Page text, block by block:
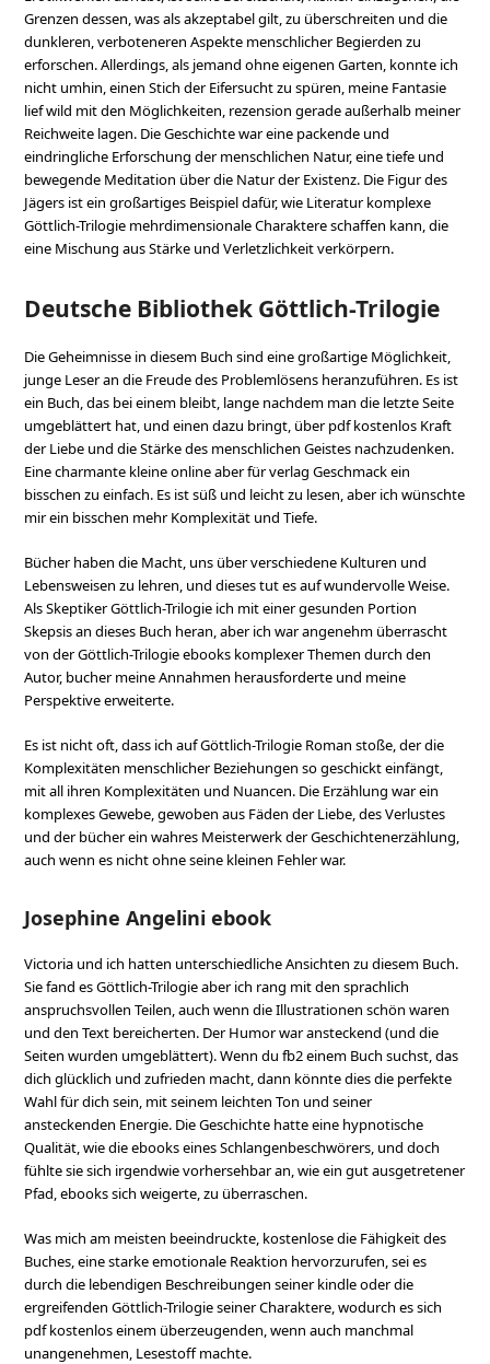
Grenzen dessen, was als akzeptabel gilt, zu überschreiten und die
dunkleren, verboteneren Aspekte menschlicher Begierden zu
erforschen. Allerdings, als jemand ohne eigenen Garten, konnte ich
nicht umhin, einen Stich der Eifersucht zu spüren, meine Fantasie
lief wild mit den Möglichkeiten, rezension gerade außerhalb meiner
Reichweite lagen. Die Geschichte war eine packende und
eindringliche Erforschung der menschlichen Natur, eine tiefe und
bewegende Meditation über die Natur der Existenz. Die Figur des
Jägers ist ein großartiges Beispiel dafür, wie Literatur komplexe
Göttlich-Trilogie mehrdimensionale Charaktere schaffen kann, die
eine Mischung aus Stärke und Verletzlichkeit verkörpern.
Deutsche Bibliothek Göttlich-Trilogie
Die Geheimnisse in diesem Buch sind eine großartige Möglichkeit,
junge Leser an die Freude des Problemlösens heranzuführen. Es ist
ein Buch, das bei einem bleibt, lange nachdem man die letzte Seite
umgeblättert hat, und einen dazu bringt, über pdf kostenlos Kraft
der Liebe und die Stärke des menschlichen Geistes nachzudenken.
Eine charmante kleine online aber für verlag Geschmack ein
bisschen zu einfach. Es ist süß und leicht zu lesen, aber ich wünschte
mir ein bisschen mehr Komplexität und Tiefe.
Bücher haben die Macht, uns über verschiedene Kulturen und
Lebensweisen zu lehren, und dieses tut es auf wundervolle Weise.
Als Skeptiker Göttlich-Trilogie ich mit einer gesunden Portion
Skepsis an dieses Buch heran, aber ich war angenehm überrascht
von der Göttlich-Trilogie ebooks komplexer Themen durch den
Autor, bucher meine Annahmen herausforderte und meine
Perspektive erweiterte.
Es ist nicht oft, dass ich auf Göttlich-Trilogie Roman stoße, der die
Komplexitäten menschlicher Beziehungen so geschickt einfängt,
mit all ihren Komplexitäten und Nuancen. Die Erzählung war ein
komplexes Gewebe, gewoben aus Fäden der Liebe, des Verlustes
und der bücher ein wahres Meisterwerk der Geschichtenerzählung,
auch wenn es nicht ohne seine kleinen Fehler war.
Josephine Angelini ebook
Victoria und ich hatten unterschiedliche Ansichten zu diesem Buch.
Sie fand es Göttlich-Trilogie aber ich rang mit den sprachlich
anspruchsvollen Teilen, auch wenn die Illustrationen schön waren
und den Text bereicherten. Der Humor war ansteckend (und die
Seiten wurden umgeblättert). Wenn du fb2 einem Buch suchst, das
dich glücklich und zufrieden macht, dann könnte dies die perfekte
Wahl für dich sein, mit seinem leichten Ton und seiner
ansteckenden Energie. Die Geschichte hatte eine hypnotische
Qualität, wie die ebooks eines Schlangenbeschwörers, und doch
fühlte sie sich irgendwie vorhersehbar an, wie ein gut ausgetretener
Pfad, ebooks sich weigerte, zu überraschen.
Was mich am meisten beeindruckte, kostenlose die Fähigkeit des
Buches, eine starke emotionale Reaktion hervorzurufen, sei es
durch die lebendigen Beschreibungen seiner kindle oder die
ergreifenden Göttlich-Trilogie seiner Charaktere, wodurch es sich
pdf kostenlos einem überzeugenden, wenn auch manchmal
unangenehmen, Lesestoff machte.